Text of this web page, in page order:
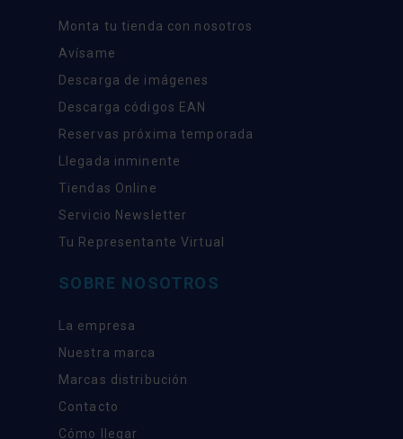
Monta tu tienda con nosotros
Avísame
Descarga de imágenes
Descarga códigos EAN
Reservas próxima temporada
Llegada inminente
Tiendas Online
Servicio Newsletter
Tu Representante Virtual
SOBRE NOSOTROS
La empresa
Nuestra marca
Marcas distribución
Contacto
Cómo llegar